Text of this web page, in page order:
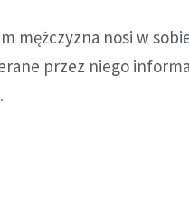
mężczyzna nosi w
przez niego